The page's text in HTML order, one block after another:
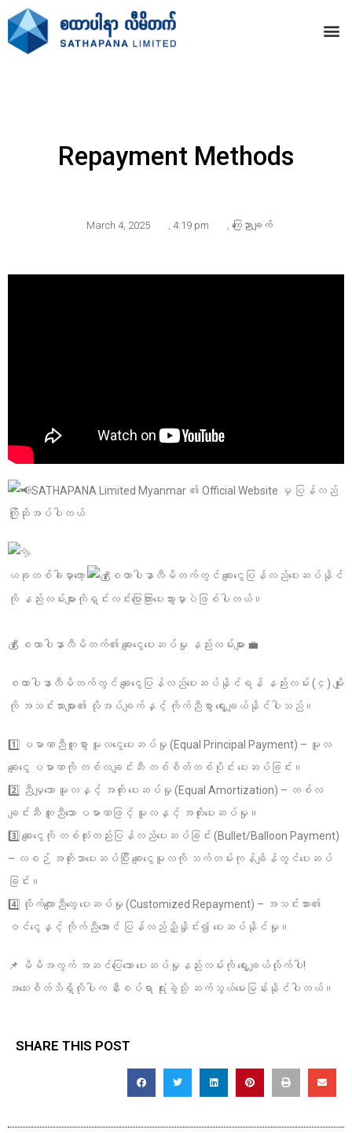
Repayment Methods
March 4, 2025 4:19 pm ကြေညာချက်
SATHAPANA Limited Myanmar ၏ Official Website မှ ပြန်လည်
ကြိုဆိုအပ်ပါတယ်
ယခုတစ်ခါမှာတော့
စထာပါနာလီမိတက်တွင် ချေးငွေပြန်လည်ပေးဆပ်နိုင်
ကို နည်းလမ်းများကိုရှင်းလင်းပြောကြားပေးသွားမှာပဲဖြစ်ပါတယ်။
💰 စထာပါနာလီမိတက်၏ ချေးငွေပေးဆပ်မှု နည်းလမ်းများ 💼
စထာပါနာလီမိတက်တွင် ချေးငွေပြန်လည်ပေးဆပ်နိုင်ရန် နည်းလမ်း (၄) မျိုး
ကို အသင်းသားများ၏ လိုအပ်ချက်နှင့် ကိုက်ညီစွာ ရွေးချယ်နိုင်ပါသည်။
1️⃣ ပမာဏညီတူစွာ မူလငွေပေးဆပ်မှု (Equal Principal Payment) – မူလ
ချေးငွေ ပမာဏကို တစ်လချင်းဆီ တစ်စိတ်တစ်ပိုင်း ပေးဆပ်ခြင်း။
2️⃣ ညီမျှသော မူလနှင့် အတိုး ပေးဆပ်မှု (Equal Amortization) – တစ်လ
ချင်းဆီ တူညီသော ပမာဏဖြင့် မူလနှင့် အတိုးပေးဆပ်မှု။
3️⃣ ချေးငွေကို တစ်လုံးတည်းပြန်လည်ပေးဆပ်ခြင်း (Bullet/Balloon Payment)
– လစဉ် အတိုးသာပေးဆပ်ပြီး ချေးငွေမူလကို သက်တမ်းကုန်ချိန်တွင်ပေးဆပ်
ခြင်း။
4️⃣ လိုက်လျောညီထွေ ပေးဆပ်မှု (Customized Repayment) – အသင်းသား၏
ဝင်ငွေနှင့် ကိုက်ညီအောင် ပြန်လည်ညှိနှိုင်း၍ ပေးဆပ်နိုင်မှု။
📌 မိမိအတွက် အဆင်ပြေသော ပေးဆပ်မှုနည်းလမ်းကို ရွေးချယ်လိုက်ပါ!
အသေးစိတ်သိရှိလိုပါက နီးစပ်ရာ ရုံးခွဲသို့ ဆက်သွယ်မေးမြန်းနိုင်ပါတယ်။
SHARE THIS POST